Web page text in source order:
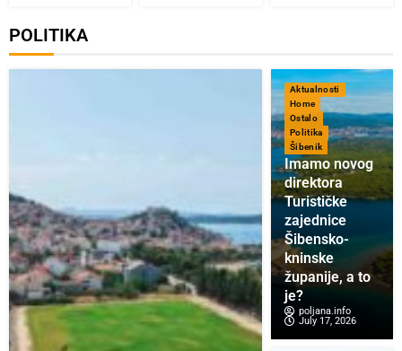
POLITIKA
Aktualnosti
Home
Ostalo
Politika
Šibenik
Imamo novog
direktora
Turističke
zajednice
Šibensko-
kninske
županije, a to
je?
poljana.info
July 17, 2026